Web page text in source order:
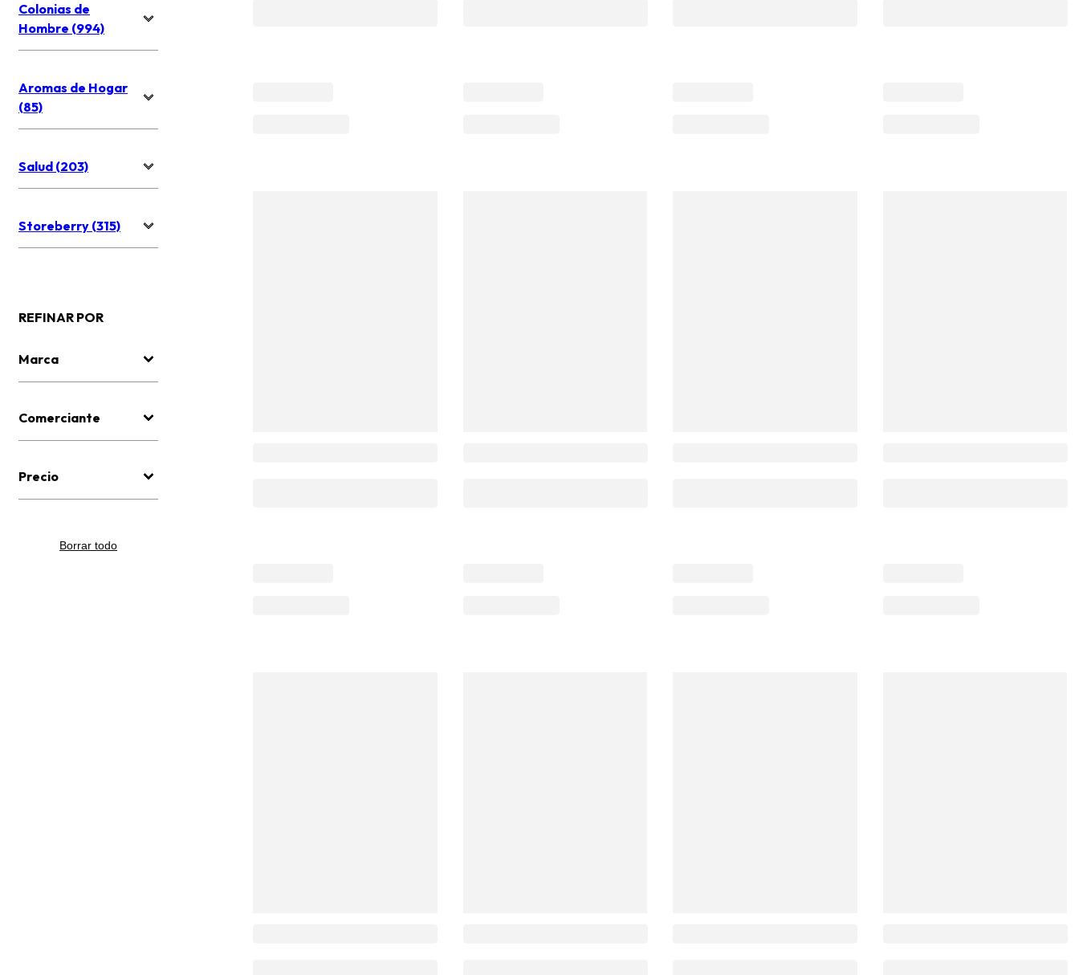
Colonias de
Hombre (994)
Aromas de Hogar
(85)
Salud (203)
Storeberry (315)
REFINAR POR
Marca
Comerciante
Precio
Borrar todo